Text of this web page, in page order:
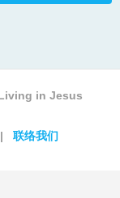
in Jesus
联络我们